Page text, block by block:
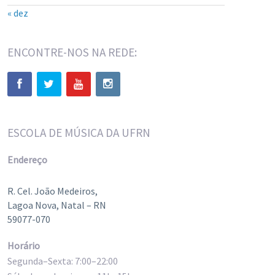
« dez
ENCONTRE-NOS NA REDE:
ESCOLA DE MÚSICA DA UFRN
Endereço
R. Cel. João Medeiros,
Lagoa Nova, Natal – RN
59077-070
Horário
Segunda–Sexta: 7:00–22:00